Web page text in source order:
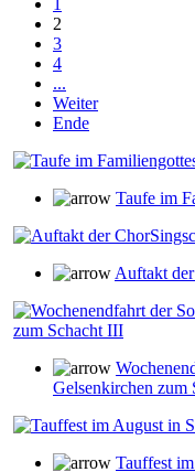
2
3
4
...
Weiter
Ende
Taufe im
Auftakt
Gelsenkirchen zum
Tauffest